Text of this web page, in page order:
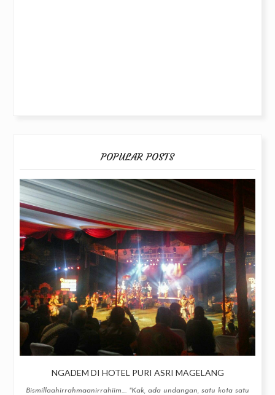
POPULAR POSTS
NGADEM DI HOTEL PURI ASRI MAGELANG
Bismillaahirrahmaanirrahiim.... "Kak, ada undangan, satu kota satu